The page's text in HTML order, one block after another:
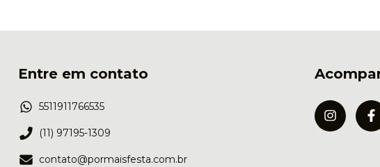
Entre em contato
5511911766535
(11) 97195-1309
contato@pormaisfesta.com.br